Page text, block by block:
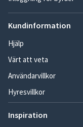
Kundinformation
Hjälp
Värt att veta
Användarvillkor
Hyresvillkor
Inspiration